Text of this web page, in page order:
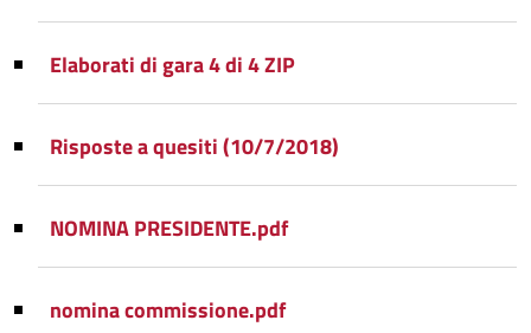
Elaborati di gara 4 di 4 ZIP
Risposte a quesiti (10/7/2018)
NOMINA PRESIDENTE.pdf
nomina commissione.pdf